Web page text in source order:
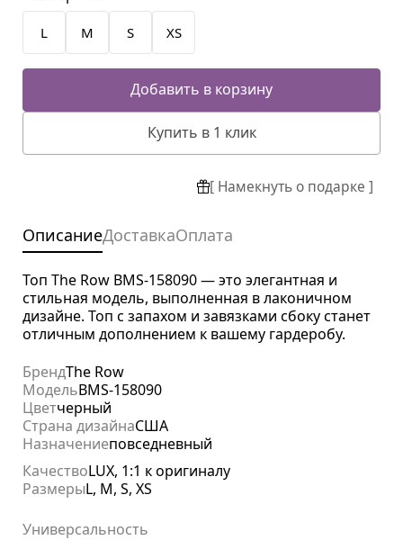
L M S XS
Добавить в корзину
Купить в 1 клик
[ Намекнуть о подарке ]
ОписаниеДоставкаОплата
Топ The Row BMS-158090 — это элегантная и
стильная модель, выполненная в лаконичном
дизайне. Топ с запахом и завязками сбоку станет
отличным дополнением к вашему гардеробу.
БрендThe Row
МодельBMS-158090
Цветчерный
Страна дизайнаСША
Назначениеповседневный
КачествоLUX, 1:1 к оригиналу
РазмерыL, M, S, XS
Универсальность